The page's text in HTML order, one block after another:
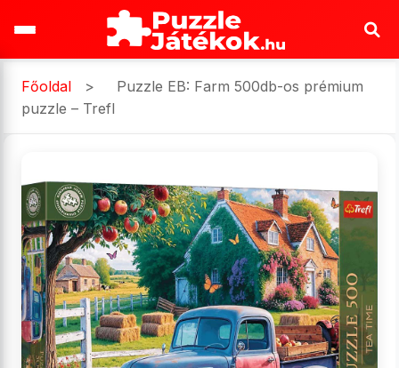
Főoldal >
Puzzle EB: Farm 500db-os prémium
puzzle – Trefl